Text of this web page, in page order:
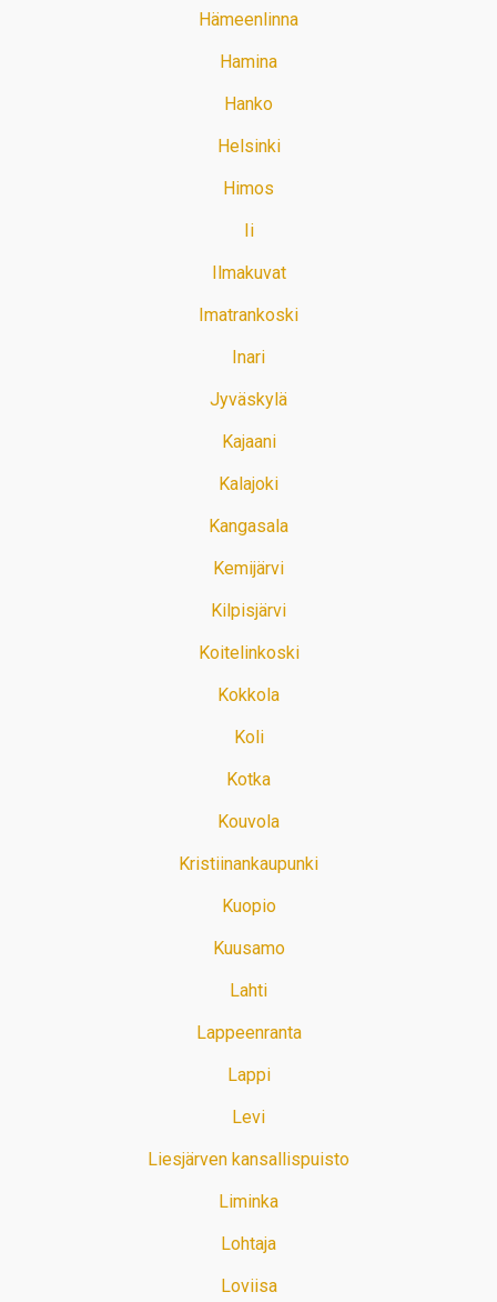
Hämeenlinna
Hamina
Hanko
Helsinki
Himos
Ii
Ilmakuvat
Imatrankoski
Inari
Jyväskylä
Kajaani
Kalajoki
Kangasala
Kemijärvi
Kilpisjärvi
Koitelinkoski
Kokkola
Koli
Kotka
Kouvola
Kristiinankaupunki
Kuopio
Kuusamo
Lahti
Lappeenranta
Lappi
Levi
Liesjärven kansallispuisto
Liminka
Lohtaja
Loviisa